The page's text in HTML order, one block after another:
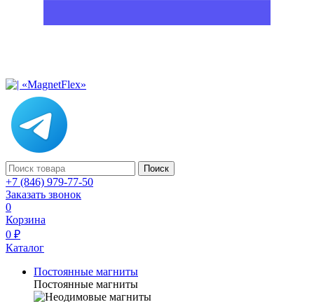
Поиск
+7 (846) 979-77-50
Заказать звонок
0
Корзина
0 ₽
Каталог
Постоянные магниты
Постоянные магниты